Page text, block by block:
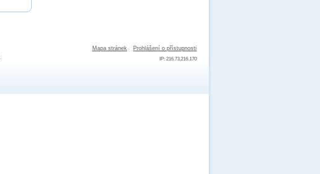
Mapa stránek Prohlášení o přístupnosti
IP: 216.73.216.170